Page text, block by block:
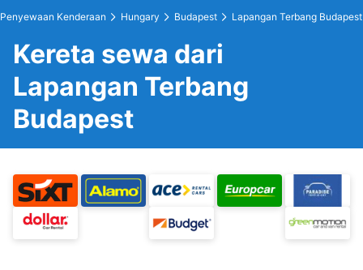
Penyewaan Kenderaan Hungary Budapest Lapangan Terbang Budapest
Kereta sewa dari
Lapangan Terbang
Budapest